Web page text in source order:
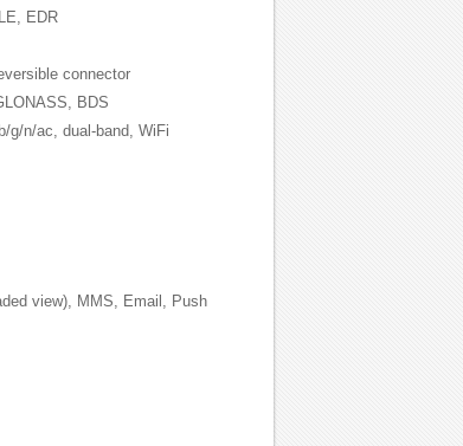
EDR
connector
BDS
g/n/ac, dual-band, WiFi
view), MMS, Email, Push